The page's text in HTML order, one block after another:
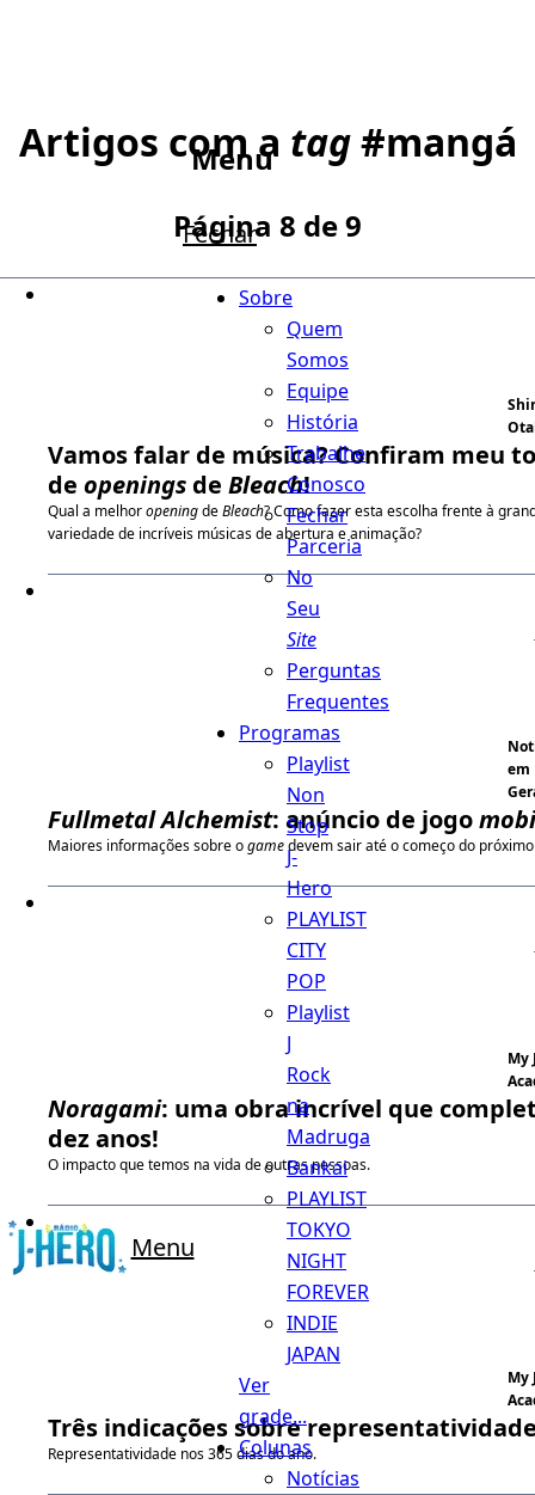
Menu
Menu
Fechar
Sobre
Quem
Somos
Equipe
História
Trabalhe
Conosco
Fechar
Parceria
No
Seu
Site
Perguntas
Frequentes
Programas
Playlist
Non
Stop
J-
Hero
PLAYLIST
CITY
POP
Playlist
J
Rock
na
Madruga
Bankai
PLAYLIST
TOKYO
NIGHT
FOREVER
INDIE
JAPAN
Ver
grade...
Colunas
Notícias
Artigos com a tag#mangá
Página 8 de 9
Vamos falar de música? Confiram meu
de openings de Bleach!
Qual a melhoropeningdeBleach? Como fazer esta escolha frente à
variedade de incríveis músicas de abertura e animação?
em
Fullmetal Alchemist: anúncio de jogo
Maiores informações sobre ogamedevem sair até o começo do
My
Noragami: uma obra incrível que
dez anos!
O impacto que temos na vida de outras pessoas.
My
Três indicações sobre
Representatividade nos 365 dias do ano.